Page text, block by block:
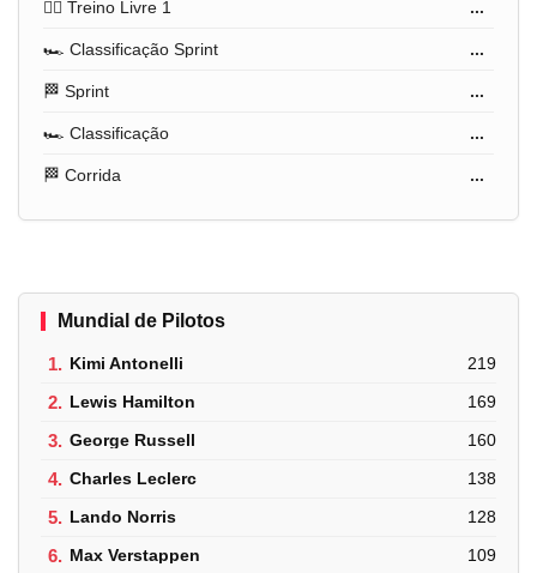
🏋️‍♂️ Treino Livre 1 ...
🏎️ Classificação Sprint ...
🏁 Sprint ...
🏎️ Classificação ...
🏁 Corrida ...
Mundial de Pilotos
1. Kimi Antonelli 219
2. Lewis Hamilton 169
3. George Russell 160
4. Charles Leclerc 138
5. Lando Norris 128
6. Max Verstappen 109